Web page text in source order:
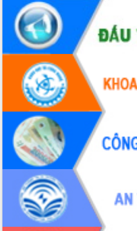
Du lịch Đắk Lắk nâng tầm trải nghiệm
du khách thông qua Hệ thống cơ sở dữ
liệu và Bản đồ số
Tập huấn ứng dụng trí tuệ nhân tạo (AI)
trong thương mại điện tử năm 2026
Đoàn đại biểu Quốc hội tỉnh Đắk Lắk
trao đổi thông tin trước Kỳ họp thứ
nhất, Quốc hội khóa XVI
Quyết liệt cải cách hành chính, khơi
thông nguồn lực phát triển
Nâng cao hiệu lực, hiệu quả HĐND
tỉnh thông qua hiện đại hóa hành chính
Xã Ea Phê gắn cải cách hành chính với
chuyển đổi số
Phó Chủ tịch Thường trực UBND tỉnh
Hồ Thị Nguyên Thảo làm việc tại Trung
tâm Phục vụ hành chính công xã Ea